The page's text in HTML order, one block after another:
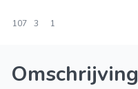
107 3 1
Omschrijving